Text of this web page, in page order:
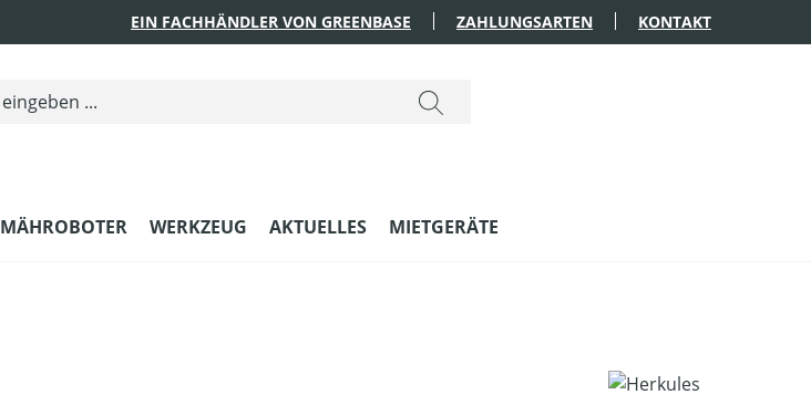
EIN FACHHÄNDLER VON GREENBASE ZAHLUNGSARTEN KONTAKT
MÄHROBOTER WERKZEUG AKTUELLES MIETGERÄTE